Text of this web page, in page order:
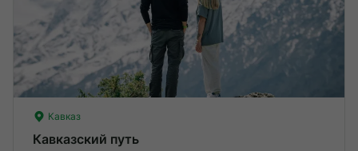
Кавказ
Кавказский путь